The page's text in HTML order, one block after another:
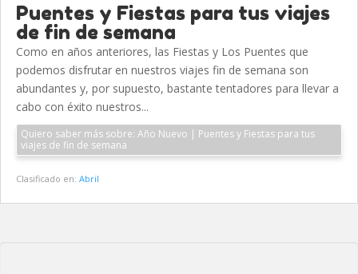
Puentes y Fiestas para tus viajes
de fin de semana
Como en años anteriores, las Fiestas y Los Puentes que
podemos disfrutar en nuestros viajes fin de semana son
abundantes y, por supuesto, bastante tentadores para llevar a
cabo con éxito nuestros...
Quiero saber más sobre: Año Nuevo | Puentes y Fiestas para tus
viajes de fin de semana
Clasificado en: Abril